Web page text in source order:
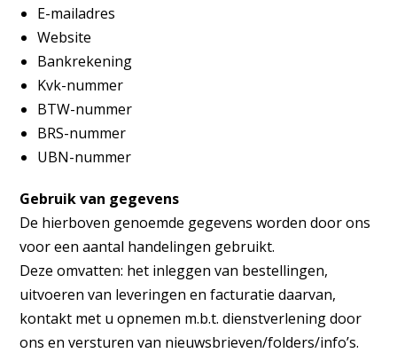
E-mailadres
Website
Bankrekening
Kvk-nummer
BTW-nummer
BRS-nummer
UBN-nummer
Gebruik van gegevens
De hierboven genoemde gegevens worden door ons
voor een aantal handelingen gebruikt.
Deze omvatten: het inleggen van bestellingen,
uitvoeren van leveringen en facturatie daarvan,
kontakt met u opnemen m.b.t. dienstverlening door
ons en versturen van nieuwsbrieven/folders/info’s.